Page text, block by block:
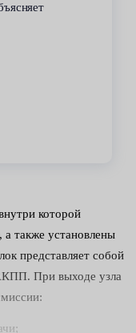
которой
а также установлены
представляет собой
При выходе узла